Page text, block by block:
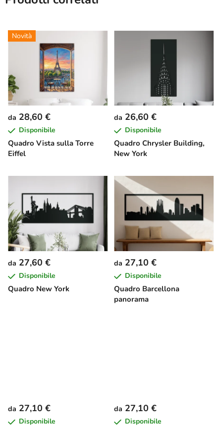
Novità
Quadro Vista sulla Torre
Eiffel
da 28,60 €
Disponibile
Quadro Chrysler Building,
New York
da 26,60 €
Disponibile
Quadro New York
da 27,60 €
Disponibile
Quadro Barcellona
panorama
da 27,10 €
Disponibile
da 27,10 €
Disponibile
da 27,10 €
Disponibile